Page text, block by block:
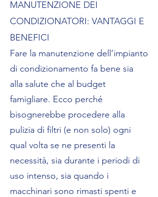
MANUTENZIONE DEI
CONDIZIONATORI: VANTAGGI E
BENEFICI
Fare la manutenzione dell’impianto
di condizionamento fa bene sia
alla salute che al budget
famigliare. Ecco perché
bisognerebbe procedere alla
pulizia di filtri (e non solo) ogni
qual volta se ne presenti la
necessità, sia durante i periodi di
uso intenso, sia quando i
macchinari sono rimasti spenti e